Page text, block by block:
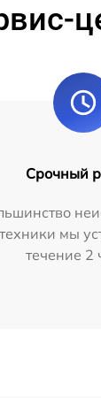
Срочный
техники мы
течение 2